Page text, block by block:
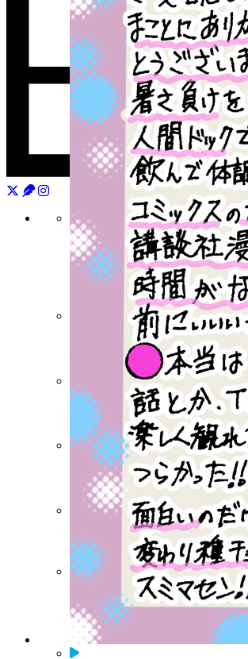
月刊少年シリウス
連載中作品一覧
バックナンバー
水曜日のシリウス
マガポケ
コミックDAYS
Palcy
ビブリオシリウス